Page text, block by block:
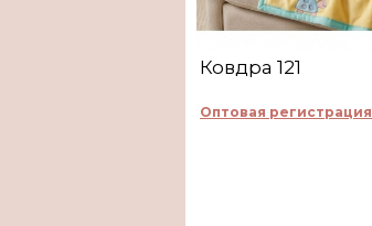
Ковдра 121
Оптовая регистрация